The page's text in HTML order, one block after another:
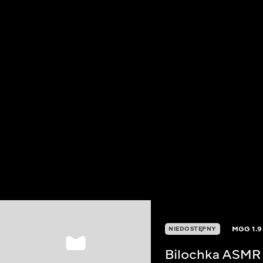
NIEDOSTĘPNY MGG1.9
Bilochka ASMR